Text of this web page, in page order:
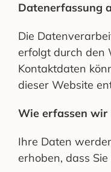
Datenerfassung
Die
erfolgt durch den
Kontaktdaten
dieser Website
Wie erfassen wir
Ihre Daten
erhoben, dass